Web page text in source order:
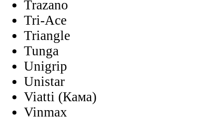
Trazano
Tri-Ace
Triangle
Tunga
Unigrip
Unistar
Viatti (Кама)
Vinmax